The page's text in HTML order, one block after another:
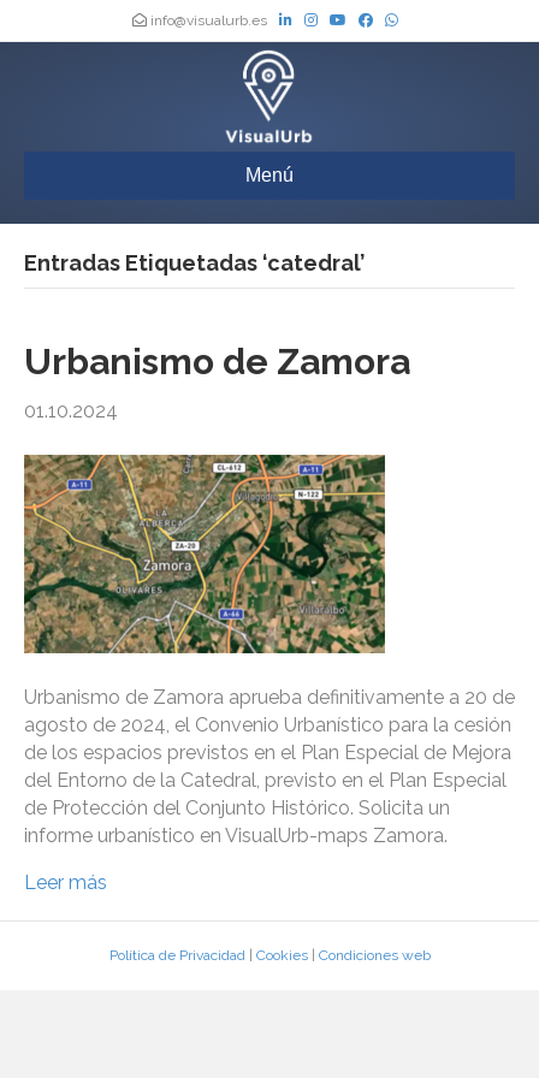
info@visualurb.es
Menú
Entradas Etiquetadas ‘catedral’
Urbanismo de Zamora
01.10.2024
Urbanismo de Zamora aprueba definitivamente a 20 de
agosto de 2024, el Convenio Urbanístico para la cesión
de los espacios previstos en el Plan Especial de Mejora
del Entorno de la Catedral, previsto en el Plan Especial
de Protección del Conjunto Histórico. Solicita un
informe urbanístico en VisualUrb-maps Zamora.
Leer más
Política de Privacidad| Cookies| Condiciones web